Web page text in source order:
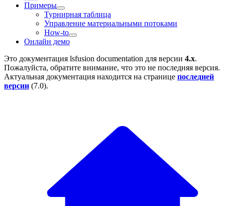
Примеры
Турнирная таблица
Управление материальными потоками
How-to
Онлайн демо
Это документация lsfusion documentation для версии 4.x.
Пожалуйста, обратите внимание, что это не последняя версия.
Актуальная документация находится на странице последней
версии (7.0).